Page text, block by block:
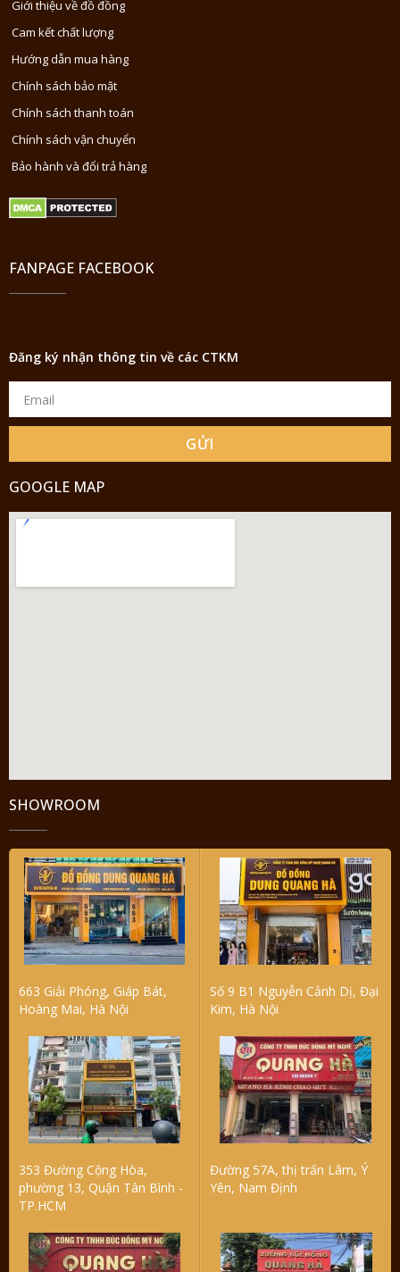
Giới thiệu về đồ đồng
Cam kết chất lượng
Hướng dẫn mua hàng
Chính sách bảo mật
Chính sách thanh toán
Chính sách vận chuyển
Bảo hành và đổi trả hàng
FANPAGE FACEBOOK
Đăng ký nhận thông tin về các CTKM
GỬI
GOOGLE MAP
SHOWROOM
663 Giải Phóng, Giáp Bát,
Hoàng Mai, Hà Nội
Số 9 B1 Nguyễn Cảnh Dị, Đại
Kim, Hà Nội
353 Đường Cộng Hòa,
phường 13, Quận Tân Bình -
TP.HCM
Đường 57A, thị trấn Lâm, Ý
Yên, Nam Định